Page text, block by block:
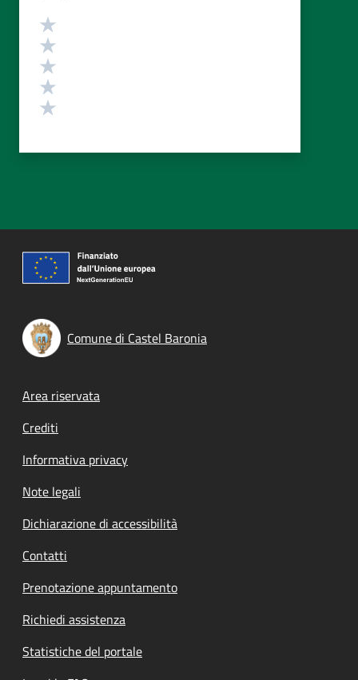
Valutazione
Comune di Castel Baronia
Footer menu
Area riservata
Crediti
Informativa privacy
Note legali
Dichiarazione di accessibilità
Contatti
Prenotazione appuntamento
Richiedi assistenza
Statistiche del portale